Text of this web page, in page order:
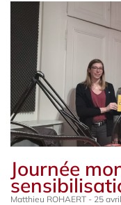
Journée
Matthieu ROHAERT 25